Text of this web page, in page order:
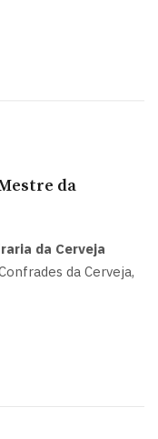
da
da Cerveja
da Cerveja,